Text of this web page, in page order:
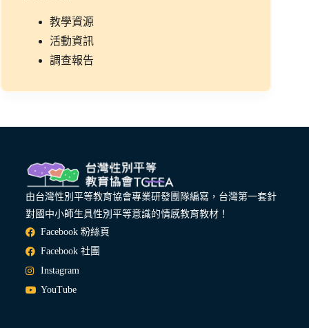
教學資源
活動資訊
調查報告
由台灣性別平等教育協會專業研發團隊編寫，台灣第一套針
對國中小師生具性別平等意識的情感教育教材！
Facebook 粉絲頁
Facebook 社團
Instagram
YouTube